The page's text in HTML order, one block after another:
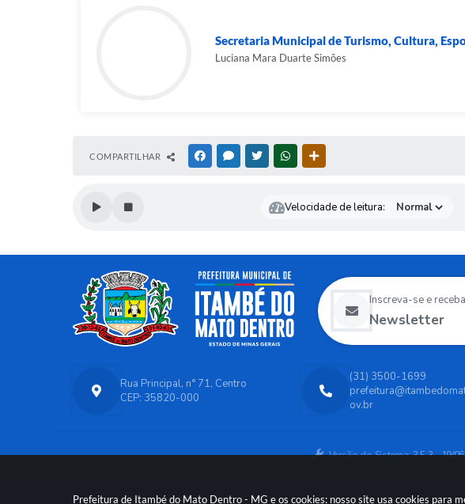
Prefeitura de Itambé do Mato Dentro - MG e os cookies: nosso site usa cookies para
Secretaria Municipal de Turismo, Cultura,
Luciana Mara Duarte Simões
COMPARTILHAR FACEBOOKMESSENGER
TWITTERWHATSAPP
Velocidade de leitura:
Newsletter
Inscreva-se e
Rua Principal, n° 71, Centro
CEP: 35820-000
(31) 3500-1699
ov.br
Versão do Sistema:3.5.3 - 19/